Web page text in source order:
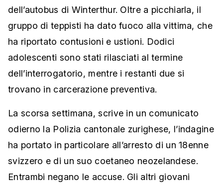
dell’autobus di Winterthur. Oltre a picchiarla, il
gruppo di teppisti ha dato fuoco alla vittima, che
ha riportato contusioni e ustioni. Dodici
adolescenti sono stati rilasciati al termine
dell’interrogatorio, mentre i restanti due si
trovano in carcerazione preventiva.
La scorsa settimana, scrive in un comunicato
odierno la Polizia cantonale zurighese, l’indagine
ha portato in particolare all’arresto di un 18enne
svizzero e di un suo coetaneo neozelandese.
Entrambi negano le accuse. Gli altri giovani